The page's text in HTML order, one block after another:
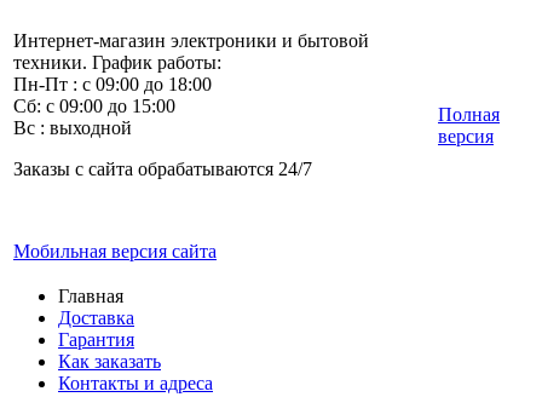
Интернет-магазин электроники и бытовой
техники. График работы:
Пн-Пт : с 09:00 до 18:00
Сб: с 09:00 до 15:00
Вс : выходной
Заказы с сайта обрабатываются 24/7
Мобильная версия сайта
Полная
версия
Главная
Доставка
Гарантия
Как заказать
Контакты и адреса